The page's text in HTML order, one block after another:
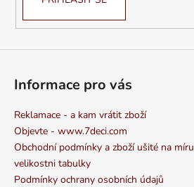
Informace pro vás
Reklamace - a kam vrátit zboží
Objevte - www.7deci.com
Obchodní podmínky a zboží ušité na míru
velikostni tabulky
Podmínky ochrany osobních údajů